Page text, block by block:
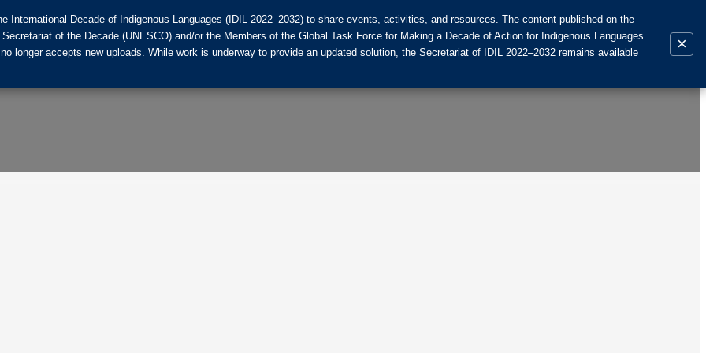
Decade of Indigenous Languages (IDIL 2022–2032) to share events, activities, and resources. The content published on the
of the Decade (UNESCO) and/or the Members of the Global Task Force for Making a Decade of Action for Indigenous Languages.
longer accepts new uploads. While work is underway to provide an updated solution, the Secretariat of IDIL 2022–2032 remains available
×